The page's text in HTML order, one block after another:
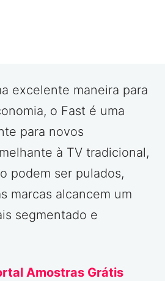
excelente maneira para
o Fast é uma
para novos
à TV tradicional,
podem ser pulados,
marcas alcancem um
segmentado e
Amostras Grátis